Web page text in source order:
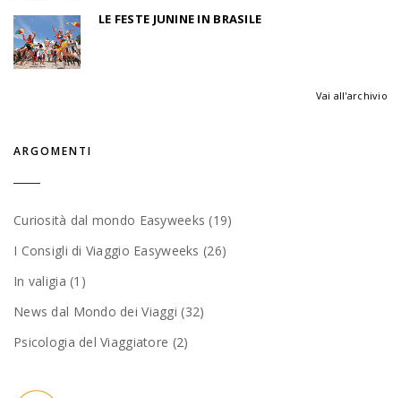
LE FESTE JUNINE IN BRASILE
Vai all'archivio
ARGOMENTI
Curiosità dal mondo Easyweeks (19)
I Consigli di Viaggio Easyweeks (26)
In valigia (1)
News dal Mondo dei Viaggi (32)
Psicologia del Viaggiatore (2)